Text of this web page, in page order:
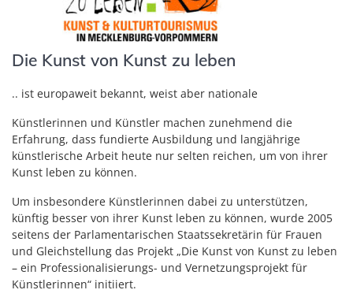
Die Kunst von Kunst zu leben
.. ist europaweit bekannt, weist aber nationale
Künstlerinnen und Künstler machen zunehmend die
Erfahrung, dass fundierte Ausbildung und langjährige
künstlerische Arbeit heute nur selten reichen, um von ihrer
Kunst leben zu können.
Um insbesondere Künstlerinnen dabei zu unterstützen,
künftig besser von ihrer Kunst leben zu können, wurde 2005
seitens der Parlamentarischen Staatssekretärin für Frauen
und Gleichstellung das Projekt „Die Kunst von Kunst zu leben
– ein Professionalisierungs- und Vernetzungsprojekt für
Künstlerinnen“ initiiert.